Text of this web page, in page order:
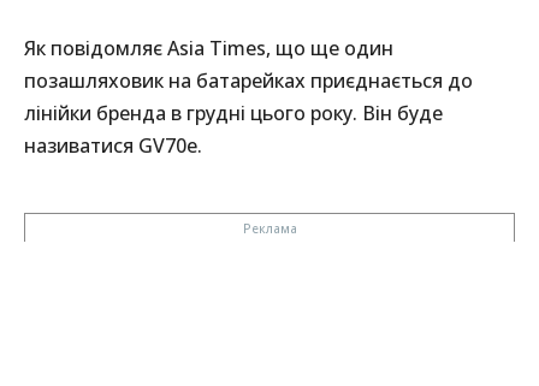
Як повідомляє Asia Times, що ще один
позашляховик на батарейках приєднається до
лінійки бренда в грудні цього року. Він буде
називатися GV70e.